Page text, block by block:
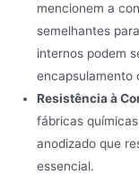
mencionem a
semelhantes
internos podem
encapsulamento
Resistência à
fábricas
anodizado que
essencial.